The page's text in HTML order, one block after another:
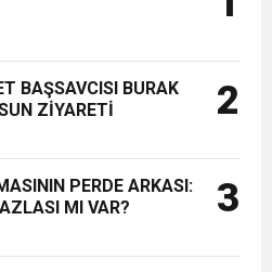
MESAJI
ERTELENDİ
EMRAH
BAŞSAVCISI BURAK
ZİYARETİ
2
PERDE ARKASI:
MI VAR?
3